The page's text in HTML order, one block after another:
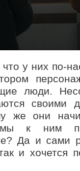
что у них по-
люди.
своими
же они
мы к ним
Да и сами
и хочется